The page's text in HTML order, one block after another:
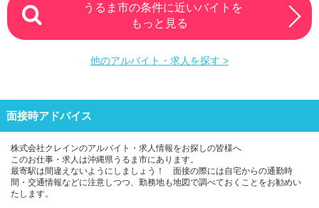
うるま市の条件に近いバイトを
もっと見る
他のアルバイト・求人を探す >
面接時アドバイス
株式会社クレインのアルバイト・求人情報をお探しの皆様へ
このお仕事・求人は沖縄県うるま市にあります。
最寄駅は間違えないようにしましょう！ 面接の際には自宅からの通勤時
間・交通情報などに注意しつつ、勤務地も地図で調べておくことをお勧めい
たします。